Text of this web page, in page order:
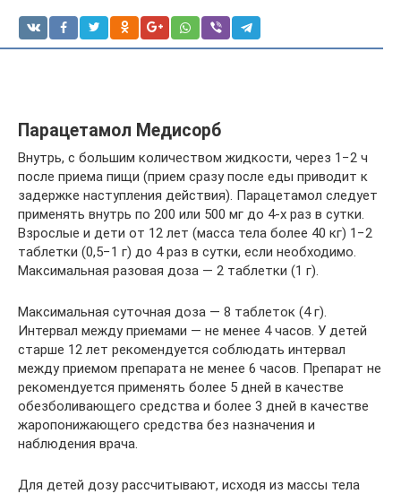
Парацетамол Медисорб
Внутрь, с большим количеством жидкости, через 1−2 ч
после приема пищи (прием сразу после еды приводит к
задержке наступления действия). Парацетамол следует
применять внутрь по 200 или 500 мг до 4-х раз в сутки.
Взрослые и дети от 12 лет (масса тела более 40 кг) 1−2
таблетки (0,5−1 г) до 4 раз в сутки, если необходимо.
Максимальная разовая доза — 2 таблетки (1 г).
Максимальная суточная доза — 8 таблеток (4 г).
Интервал между приемами — не менее 4 часов. У детей
старше 12 лет рекомендуется соблюдать интервал
между приемом препарата не менее 6 часов. Препарат не
рекомендуется применять более 5 дней в качестве
обезболивающего средства и более 3 дней в качестве
жаропонижающего средства без назначения и
наблюдения врача.
Для детей дозу рассчитывают, исходя из массы тела